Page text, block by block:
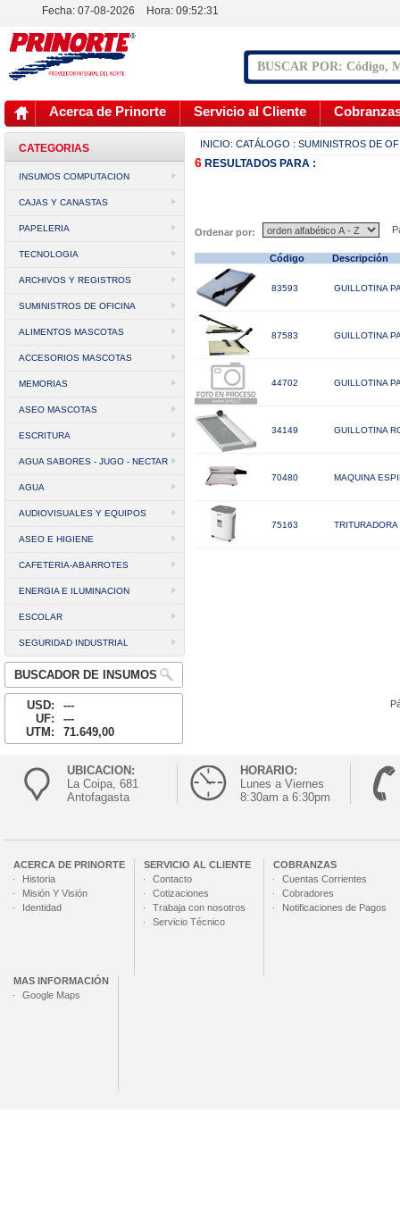
Fecha: 07-08-2026 Hora: 09:52:31
Acerca de Prinorte Servicio al Cliente
CATEGORIAS
INSUMOS COMPUTACION
CAJAS Y CANASTAS
PAPELERIA
TECNOLOGIA
ARCHIVOS Y REGISTROS
SUMINISTROS DE OFICINA
ALIMENTOS MASCOTAS
ACCESORIOS MASCOTAS
MEMORIAS
ASEO MASCOTAS
ESCRITURA
AGUA SABORES - JUGO - NECTAR
AGUA
AUDIOVISUALES Y EQUIPOS
ASEO E HIGIENE
CAFETERIA-ABARROTES
ENERGIA E ILUMINACION
ESCOLAR
SEGURIDAD INDUSTRIAL
BUSCADOR DE INSUMOS
USD:
---
UF:
---
UTM:
71.649,00
INICIO: CATÁLOGO : SUMINISTROS DE
6 RESULTADOS PARA :
Ordenar por:
Código Descripción
83593 GUILLOTINA
87583 GUILLOTINA
44702 GUILLOTINA
34149 GUILLOTINA
70480 MAQUINA
75163
UBICACION:
La Coipa, 681
Antofagasta
HORARIO:
Lunes a Viernes
8:30am a 6:30pm
ACERCA DE PRINORTE
Historia
Misión Y Visión
Identidad
SERVICIO AL CLIENTE
Contacto
Cotizaciones
Trabaja con nosotros
Servicio Técnico
COBRANZAS
Cuentas Corrientes
Cobradores
Notificaciones de Pagos
MAS INFORMACIÓN
Google Maps